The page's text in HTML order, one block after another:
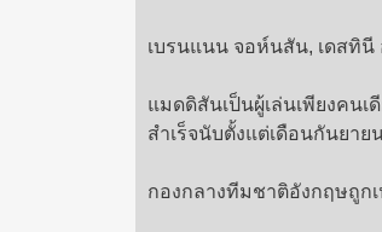
เบรนแนน จอห์นสัน, เดสทินี
แมดดิสันเป็นผู้เล่นเพียงคน
สำเร็จนับตั้งแต่เดือนกันยาย
กองกลางทีมชาติอังกฤษถูก